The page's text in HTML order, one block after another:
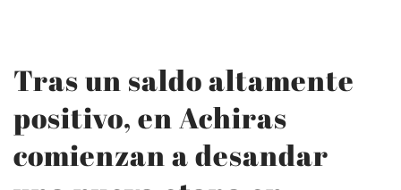
Tras un saldo altamente
positivo, en Achiras
comienzan a desandar